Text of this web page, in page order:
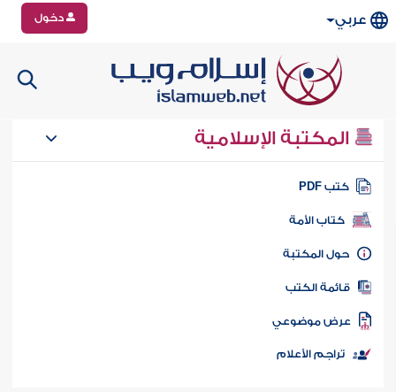
عربي دخول
المكتبة الإسلامية
كتب PDF
كتاب الأمة
المكتبة
الكتب
موضوعي